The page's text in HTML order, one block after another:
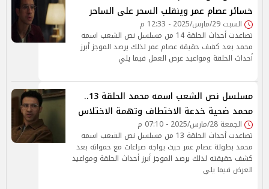
خسائر عصام عمر وينقلب السحر على الساحر
السبت 29/مارس/2025 - 12:33 م
تصاعدت أحداث الحلقة 14 من مسلسل نص الشعب اسمه
محمد بعد كشف حقيقة عصام عمر لذلك يرصد الموجز أبرز
أحداث الحلقة ومواعيد عرض العمل فيما يلي
مسلسل نص الشعب اسمه محمد الحلقة 13..
محمد ضحية خدعة الاختطاف وتهمة الاختلاس
الجمعة 28/مارس/2025 - 07:10 م
تصاعدت أحداث الحلقة 13 من مسلسل نص الشعب اسمه
محمد بطولة عصام عمر حيث يواجه صراعات مع حمواته بعد
كشف حقيقته لذلك يرصد الموجز أبرز أحداث الحلقة ومواعيد
العرض فيما يلي